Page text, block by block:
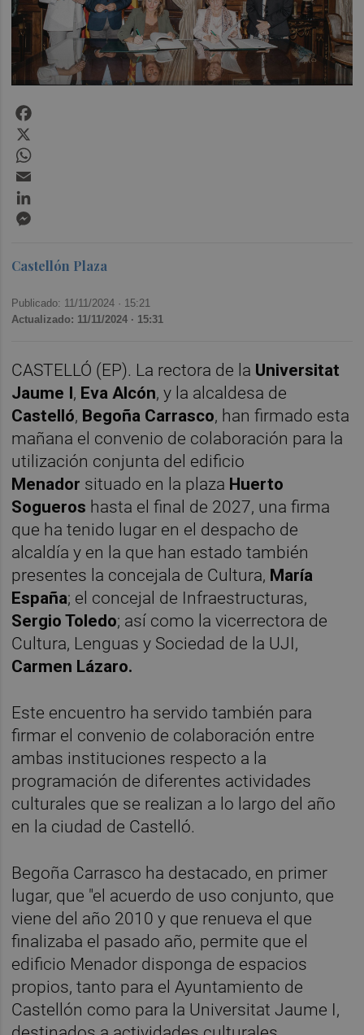
Castellón Plaza
Publicado: 11/11/2024 · 15:21
Actualizado: 11/11/2024 · 15:31
CASTELLÓ (EP). La rectora de la Universitat
Jaume I, Eva Alcón, y la alcaldesa de
Castelló, Begoña Carrasco, han firmado esta
mañana el convenio de colaboración para la
utilización conjunta del edificio
Menador situado en la plaza Huerto
Sogueros hasta el final de 2027, una firma
que ha tenido lugar en el despacho de
alcaldía y en la que han estado también
presentes la concejala de Cultura, María
España; el concejal de Infraestructuras,
Sergio Toledo; así como la vicerrectora de
Cultura, Lenguas y Sociedad de la UJI,
Carmen Lázaro.
Este encuentro ha servido también para
firmar el convenio de colaboración entre
ambas instituciones respecto a la
programación de diferentes actividades
culturales que se realizan a lo largo del año
en la ciudad de Castelló.
Begoña Carrasco ha destacado, en primer
lugar, que "el acuerdo de uso conjunto, que
viene del año 2010 y que renueva el que
finalizaba el pasado año, permite que el
edificio Menador disponga de espacios
propios, tanto para el Ayuntamiento de
Castellón como para la Universitat Jaume I,